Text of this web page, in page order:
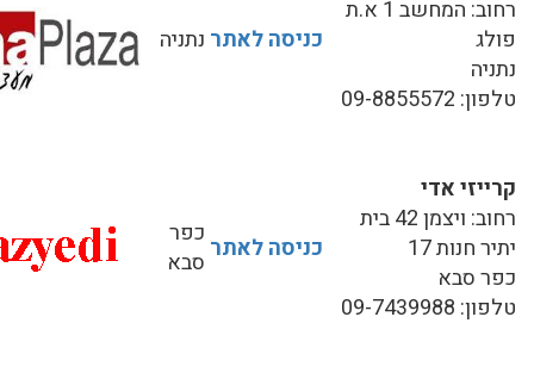
רחוב: המחשב 1 א.ת
פולג
נתניה
טלפון: 09-8855572
כניסה לאתר נתניה
קרייזי אדי
רחוב: ויצמן 42 בית
יתיר חנות 17
כפר סבא
טלפון: 09-7439988
כניסה לאתר כפר
סבא